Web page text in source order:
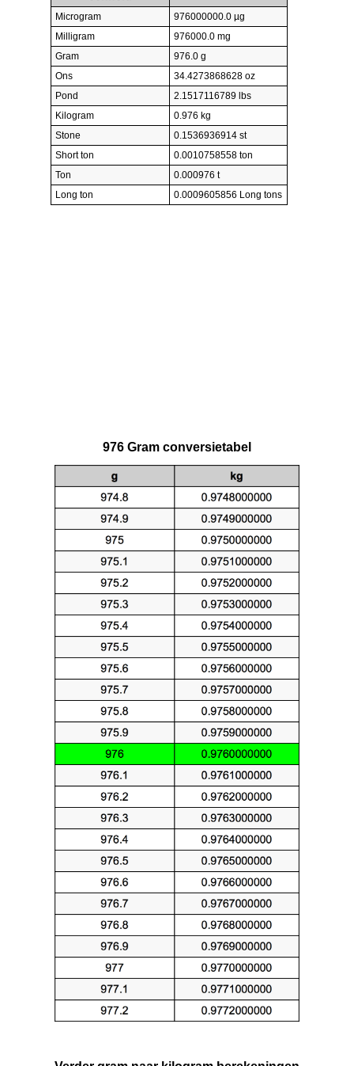
Microgram
976000000.0 µg
Milligram
976000.0 mg
Gram
976.0 g
Ons
34.4273868628 oz
Pond
2.1517116789 lbs
Kilogram
0.976 kg
Stone
0.1536936914 st
Short ton
0.0010758558 ton
Ton
0.000976 t
Long ton
0.0009605856 Long tons
976 Gram conversietabel